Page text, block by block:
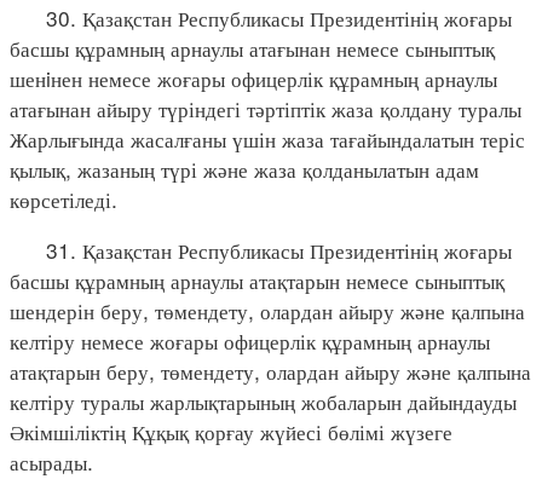
30. Қазақстан Республикасы Президентінің жоғары
басшы құрамның арнаулы атағынан немесе сыныптық
шенiнен немесе жоғары офицерлік құрамның арнаулы
атағынан айыру түріндегі тәртіптік жаза қолдану туралы
Жарлығында жасалғаны үшін жаза тағайындалатын теріс
қылық, жазаның түрі және жаза қолданылатын адам
көрсетіледі.
31. Қазақстан Республикасы Президентінің жоғары
басшы құрамның арнаулы атақтарын немесе сыныптық
шендерін беру, төмендету, олардан айыру және қалпына
келтіру немесе жоғары офицерлік құрамның арнаулы
атақтарын беру, төмендету, олардан айыру және қалпына
келтіру туралы жарлықтарының жобаларын дайындауды
Әкімшіліктің Құқық қорғау жүйесі бөлімі жүзеге
асырады.